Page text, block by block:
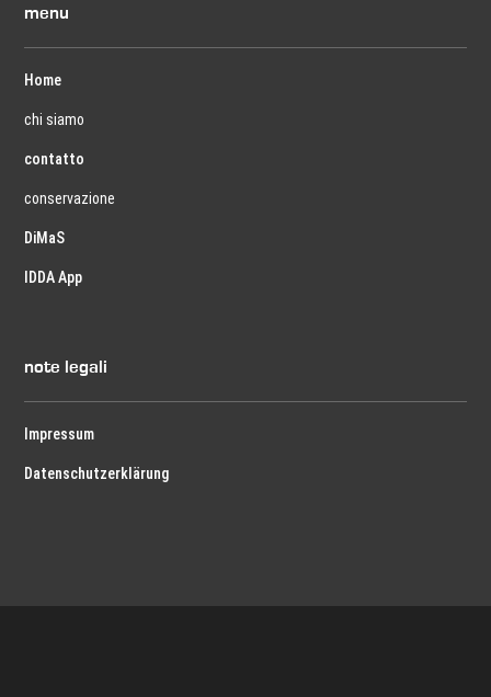
menu
Home
chi siamo
contatto
conservazione
DiMaS
IDDA App
note legali
Impressum
Datenschutzerklärung